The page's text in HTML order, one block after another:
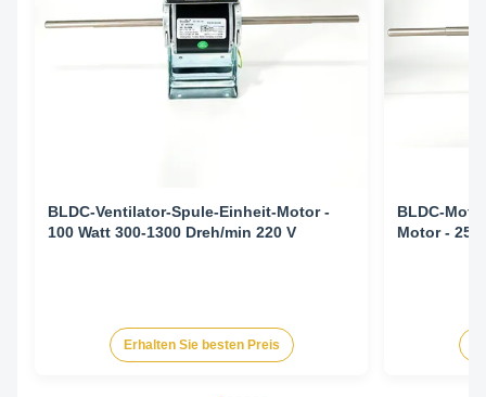
BLDC-Ventilator-Spule-Einheit-Motor -
100 Watt 300-1300 Dreh/min 220 V
Erhalten Sie besten Preis
BLDC-
Motor -